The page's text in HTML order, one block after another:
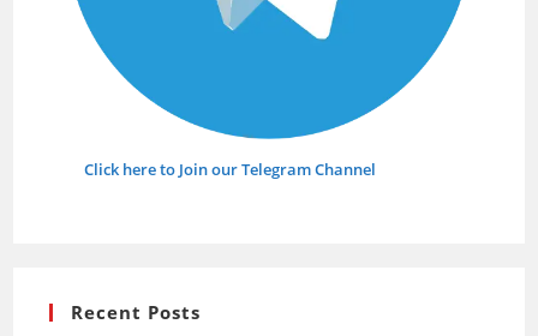
Click here to Join our Telegram Channel
Recent Posts